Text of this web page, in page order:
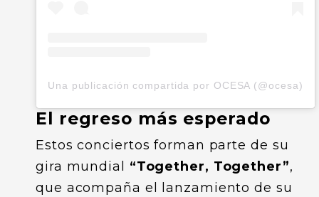
Una publicación compartida por OCESA (@ocesa)
El regreso más esperado
Estos conciertos forman parte de su
gira mundial “Together, Together”,
que acompaña el lanzamiento de su